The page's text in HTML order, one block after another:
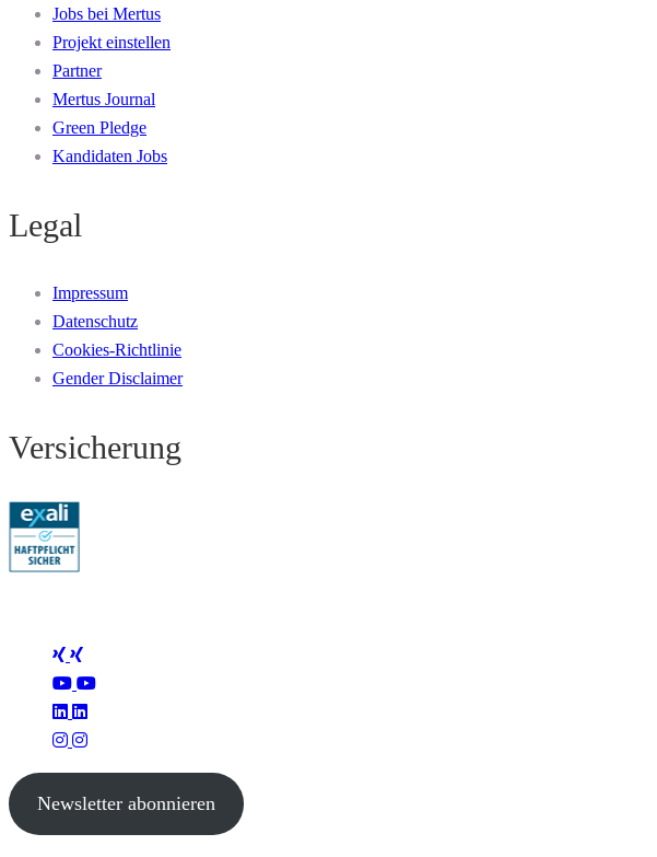
Jobs bei Mertus
Projekt einstellen
Partner
Mertus Journal
Green Pledge
Kandidaten Jobs
Legal
Impressum
Datenschutz
Cookies-Richtlinie
Gender Disclaimer
Versicherung
Newsletter abonnieren